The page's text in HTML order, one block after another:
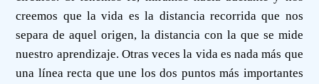
creemos que la vida es la distancia recorrida que nos
separa de aquel origen, la distancia con la que se mide
nuestro aprendizaje. Otras veces la vida es nada más que
una línea recta que une los dos puntos más importantes